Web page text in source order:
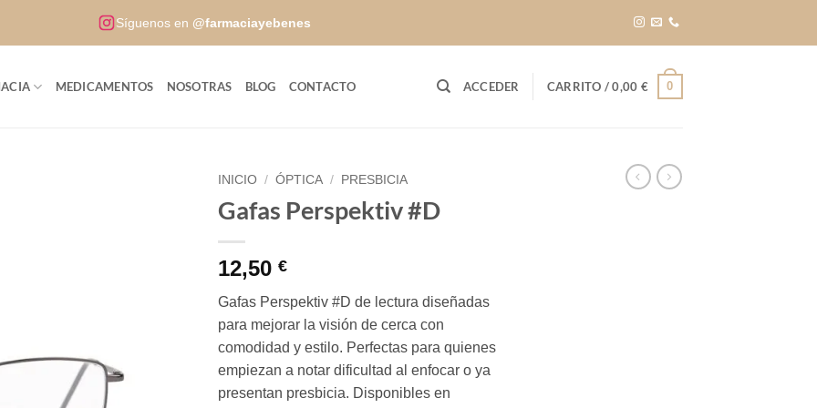
Síguenos en @farmaciayebenes
MEDICAMENTOS NOSOTRAS BLOG CONTACTO ACCEDER CARRITO /0,00 € 0
INICIO / ÓPTICA / PRESBICIA
Gafas Perspektiv #D
12,50 €
Gafas Perspektiv #D de lectura diseñadas
para mejorar la visión de cerca con
comodidad y estilo. Perfectas para quienes
empiezan a notar dificultad al enfocar o ya
presentan presbicia. Disponibles en